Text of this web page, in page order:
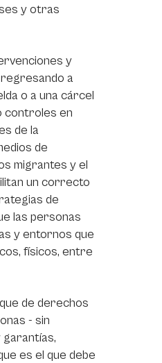
y otras
y
a
o a una cárcel
controles en
de la
de
migrantes y el
un correcto
de
las personas
y entornos que
físicos, entre
de derechos
- sin
garantías,
es el que debe